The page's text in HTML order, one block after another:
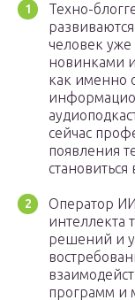
Техно-
человек уже
новинками
как именно
сейчас
появления
Оператор
интеллекта
решений и
программ и